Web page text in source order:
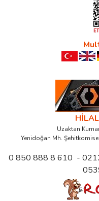
Uzaktan
Yenidoğan Mh.
0 850 888 8 610 -